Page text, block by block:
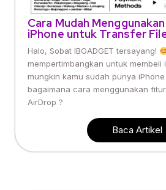
Cara Mudah
iPhone untuk Transfer
Halo, Sobat IBGADGET tersayang!
mempertimbangkan untuk membeli
mungkin kamu sudah punya
bagaimana cara menggunakan
AirDrop ?
Baca Artikel